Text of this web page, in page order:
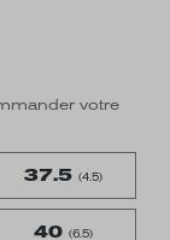
votre
37.5 (4.5)
40 (6.5)